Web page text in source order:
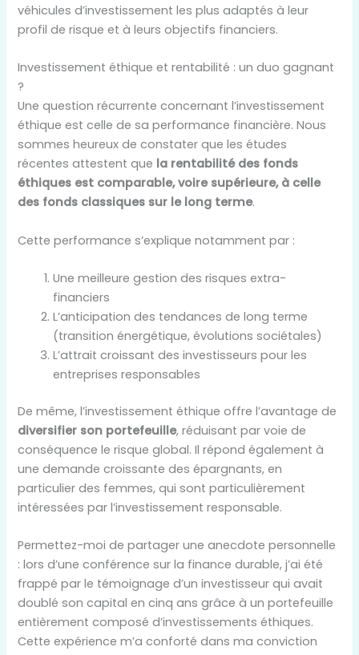
véhicules d’investissement les plus adaptés à leur
profil de risque et à leurs objectifs financiers.
Investissement éthique et rentabilité : un duo gagnant
?
Une question récurrente concernant l’investissement
éthique est celle de sa performance financière. Nous
sommes heureux de constater que les études
récentes attestent que la rentabilité des fonds
éthiques est comparable, voire supérieure, à celle
des fonds classiques sur le long terme.
Cette performance s’explique notamment par :
Une meilleure gestion des risques extra-
financiers
L’anticipation des tendances de long terme
(transition énergétique, évolutions sociétales)
L’attrait croissant des investisseurs pour les
entreprises responsables
De même, l’investissement éthique offre l’avantage de
diversifier son portefeuille, réduisant par voie de
conséquence le risque global. Il répond également à
une demande croissante des épargnants, en
particulier des femmes, qui sont particulièrement
intéressées par l’investissement responsable.
Permettez-moi de partager une anecdote personnelle
: lors d’une conférence sur la finance durable, j’ai été
frappé par le témoignage d’un investisseur qui avait
doublé son capital en cinq ans grâce à un portefeuille
entièrement composé d’investissements éthiques.
Cette expérience m’a conforté dans ma conviction